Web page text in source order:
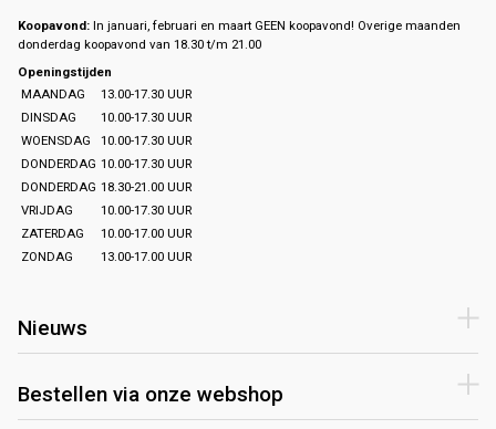
Koopavond: In januari, februari en maart GEEN koopavond! Overige maanden
donderdag koopavond van 18.30 t/m 21.00
Openingstijden
MAANDAG
13.00-17.30 UUR
DINSDAG
10.00-17.30 UUR
WOENSDAG
10.00-17.30 UUR
DONDERDAG 10.00-17.30 UUR
DONDERDAG 18.30-21.00 UUR
VRIJDAG
10.00-17.30 UUR
ZATERDAG
10.00-17.00 UUR
ZONDAG
13.00-17.00 UUR
Nieuws
Bestellen via onze webshop